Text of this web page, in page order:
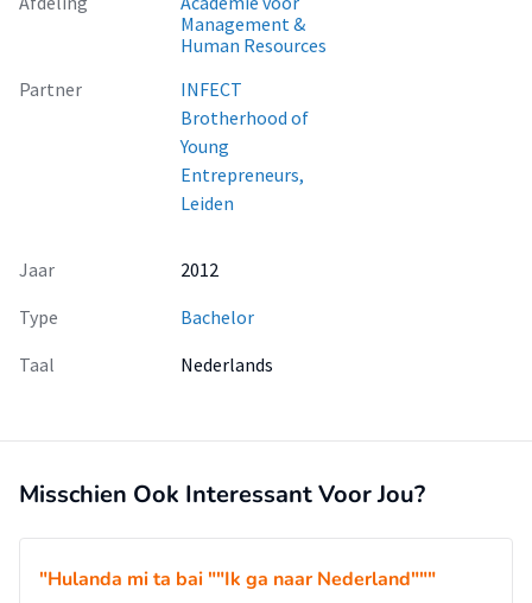
Management &
Human Resources
Partner
INFECT
Brotherhood of
Young
Entrepreneurs,
Leiden
Jaar
2012
Type
Bachelor
Taal
Nederlands
Misschien Ook Interessant Voor Jou?
"Hulanda mi ta bai ""Ik ga naar Nederland"""